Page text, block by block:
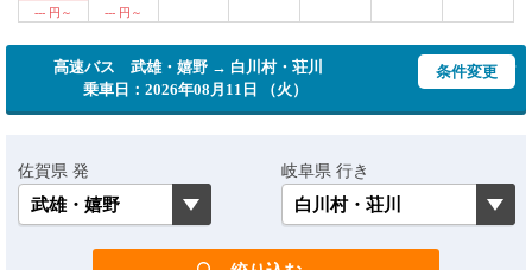
--- 円～ --- 円～
高速バス 武雄・嬉野 → 白川村・荘川
乗車日：2026年08月11日 （火）
条件変更
佐賀県 発 岐阜県 行き